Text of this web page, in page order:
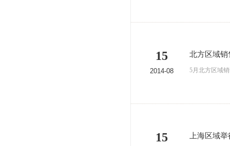
15
2014-08
北方区域
5月北方区域
15 上海区域